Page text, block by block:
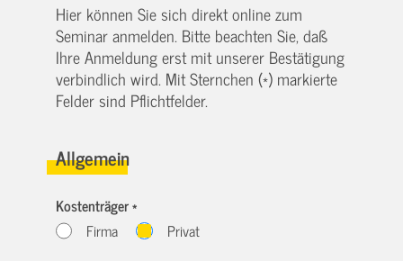
Hier können Sie sich direkt online zum
Seminar anmelden. Bitte beachten Sie, daß
Ihre Anmeldung erst mit unserer Bestätigung
verbindlich wird. Mit Sternchen (*) markierte
Felder sind Pflichtfelder.
Allgemein
Kostenträger *
Firma
Privat